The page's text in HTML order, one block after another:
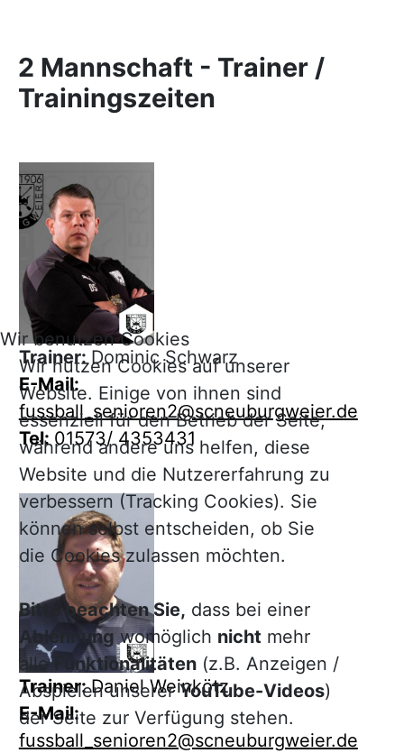
2 Mannschaft - Trainer /
Trainingszeiten
Trainer:Dominic Schwarz
E-Mail:
fussball_senioren2@scneuburgweier.de
Tel:01573/ 4353431
Trainer:Daniel Weinkötz
E-Mail:
fussball_senioren2@scneuburgweier.de
Wir benutzen Cookies
Wir nutzen Cookies auf unserer
Website. Einige von ihnen sind
essenziell für den Betrieb der Seite,
während andere uns helfen, diese
Website und die Nutzererfahrung zu
verbessern (Tracking Cookies). Sie
können selbst entscheiden, ob Sie
die Cookies zulassen möchten.
Bitte beachten Sie, dass bei einer
Ablehnungwomöglich nicht mehr
alle Funktionalitäten(z.B. Anzeigen /
Abspielen unsererYouTube-Videos)
der Seite zur Verfügung stehen.